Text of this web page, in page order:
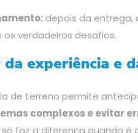
depois da entrega,
os verdadeiros desafios.
experiência e
de terreno permite
complexos e evitar
só faz a diferença quando é